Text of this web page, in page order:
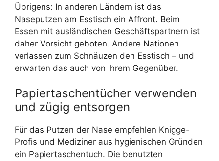
Übrigens: In anderen Ländern ist das
Naseputzen am Esstisch ein Affront. Beim
Essen mit ausländischen Geschäftspartnern ist
daher Vorsicht geboten. Andere Nationen
verlassen zum Schnäuzen den Esstisch – und
erwarten das auch von ihrem Gegenüber.
Papiertaschentücher verwenden
und zügig entsorgen
Für das Putzen der Nase empfehlen Knigge-
Profis und Mediziner aus hygienischen Gründen
ein Papiertaschentuch. Die benutzten